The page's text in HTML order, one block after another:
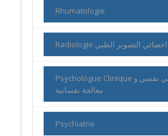
Rhumatologie
Radiologie اخصائي التصوير الطبي
Psychologue Clinique اخصائيي نفسي و
معالجة نفسانية
Psychiatrie